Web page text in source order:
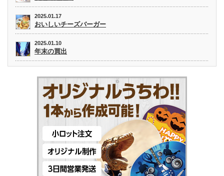
2025.01.17
おいしいチーズバーガー
2025.01.10
年末の買出